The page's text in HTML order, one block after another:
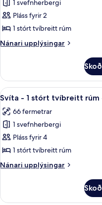
Stúdíóíbúð
-
1
stórt
-
baðker
(Mobility,
Hearing)
1 svefnherbergi
Pláss fyrir 2
1 stórt tvíbreitt rúm
Nánari upplýsingar
Nánari
-
stórt
rúm
(Mobility,
Hearing)
Skoða
allar
myndir
fyrir
Svíta
-
1
stórt
rúm
7
Svíta - 1 stórt tvíbreitt
66 fermetrar
1 svefnherbergi
Pláss fyrir 4
1 stórt tvíbreitt rúm
Nánari upplýsingar
Nánari
-